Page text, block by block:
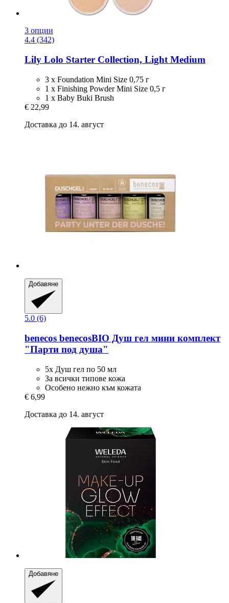
3 опции
4.4 (342)
Lily Lolo Starter Collection, Light Medium
3 x Foundation Mini Size 0,75 г
1 x Finishing Powder Mini Size 0,5 г
1 x Baby Buki Brush
€ 22,99
Доставка до 14. август
Добавяне
5.0 (6)
benecos benecosBIO Душ гел мини комплект
"Парти под душа"
5x Душ гел по 50 мл
За всички типове кожа
Особено нежно към кожата
€ 6,99
Доставка до 14. август
Добавяне